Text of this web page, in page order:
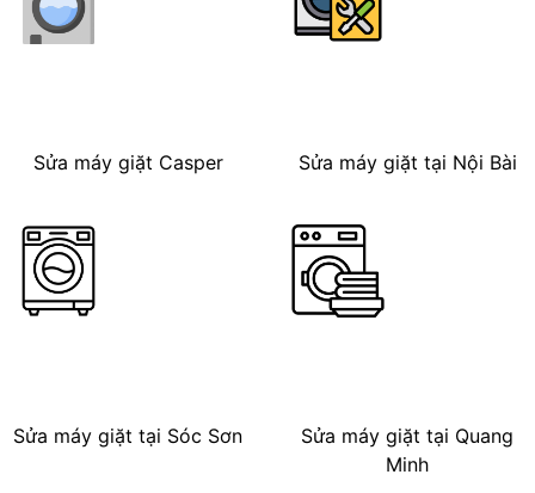
Sửa máy giặt Casper Sửa máy giặt tại Nội Bài
Sửa máy giặt tại Sóc Sơn
Sửa máy giặt tại Quang
Minh